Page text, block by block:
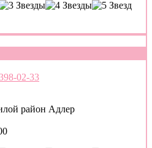
02-33
район Адлер